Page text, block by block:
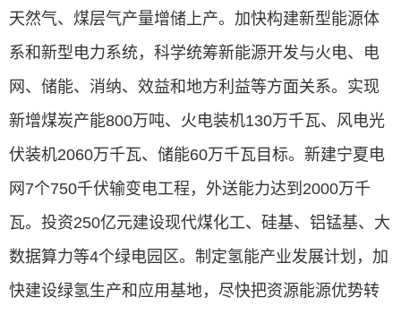
天然气、煤层气产量增储上产。加快构建新型能源体
系和新型电力系统，科学统筹新能源开发与火电、电
网、储能、消纳、效益和地方利益等方面关系。实现
新增煤炭产能800万吨、火电装机130万千瓦、风电光
伏装机2060万千瓦、储能60万千瓦目标。新建宁夏电
网7个750千伏输变电工程，外送能力达到2000万千
瓦。投资250亿元建设现代煤化工、硅基、铝锰基、大
数据算力等4个绿电园区。制定氢能产业发展计划，加
快建设绿氢生产和应用基地，尽快把资源能源优势转